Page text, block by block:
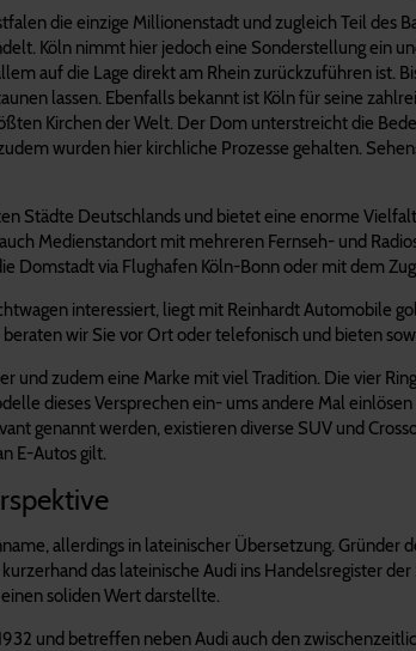
die einzige Millionenstadt und zugleich Teil
Köln nimmt hier jedoch eine Sonderstellung ein
auf die Lage direkt am Rhein zurückzuführen
lassen. Ebenfalls bekannt ist Köln für seine
Kirchen der Welt. Der Dom unterstreicht die
wurden hier kirchliche Prozesse gehalten.
Städte Deutschlands und bietet eine enorme
Medienstandort mit mehreren Fernseh- und
Domstadt via Flughafen Köln-Bonn oder mit dem
interessiert, liegt mit Reinhardt Automobile
wir Sie vor Ort oder telefonisch und bieten
zudem eine Marke mit viel Tradition. Die vier
dieses Versprechen ein- ums andere Mal
genannt werden, existieren diverse SUV und
E-Autos gilt.
allerdings in lateinischer Übersetzung.
das lateinische Audi ins Handelsregister
soliden Wert darstellte.
und betreffen neben Audi auch den